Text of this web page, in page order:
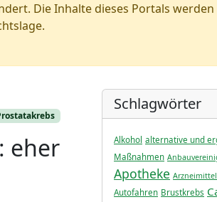
Die Inhalte dieses Portals werden
eher
Schlagwörter
Alkohol alternative und
Maßnahmen
Apotheke
Autofahren Brustkrebs